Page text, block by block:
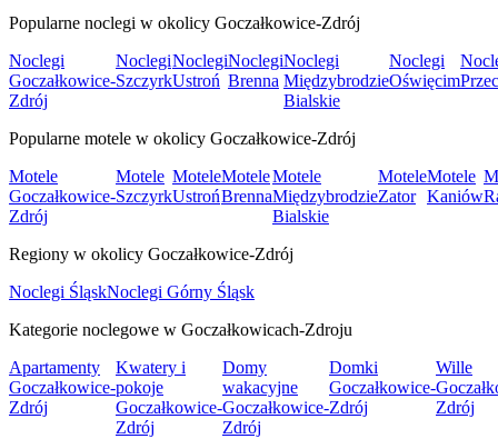
Popularne noclegi w okolicy Goczałkowice-Zdrój
Noclegi
Goczałkowice-
Zdrój
Noclegi
Szczyrk
Noclegi
Ustroń
Noclegi
Brenna
Noclegi
Międzybrodzie
Bialskie
Noclegi
Oświęcim
Popularne motele w okolicy Goczałkowice-Zdrój
Motele
Goczałkowice-
Zdrój
Motele
Szczyrk
Motele
Ustroń
Motele
Brenna
Motele
Międzybrodzie
Bialskie
Motele
Zator
Motele
Kaniów
Regiony w okolicy Goczałkowice-Zdrój
Noclegi ŚląskNoclegi Górny Śląsk
Kategorie noclegowe w Goczałkowicach-Zdroju
Apartamenty
Goczałkowice-
Zdrój
Kwatery i
pokoje
Goczałkowice-
Zdrój
Domy
wakacyjne
Goczałkowice-
Zdrój
Domki
Goczałkowice-
Zdrój
Wille
Zdrój